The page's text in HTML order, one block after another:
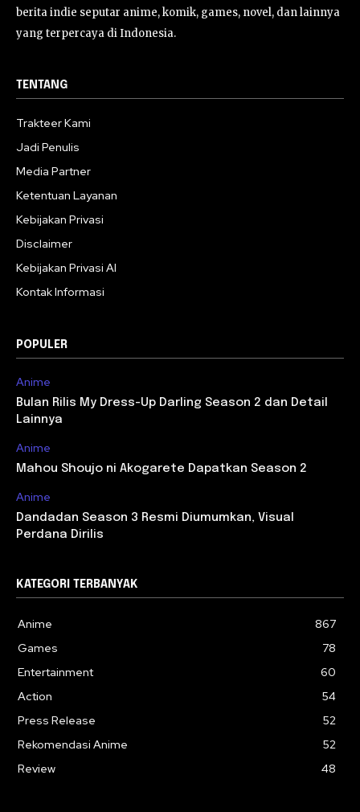
berita indie seputar anime, komik, games, novel, dan lainnya
yang terpercaya di Indonesia.
TENTANG
Trakteer Kami
Jadi Penulis
Media Partner
Ketentuan Layanan
Kebijakan Privasi
Disclaimer
Kebijakan Privasi AI
Kontak Informasi
POPULER
Anime
Bulan Rilis My Dress-Up Darling Season 2 dan Detail
Lainnya
Anime
Mahou Shoujo ni Akogarete Dapatkan Season 2
Anime
Dandadan Season 3 Resmi Diumumkan, Visual
Perdana Dirilis
KATEGORI TERBANYAK
Anime
867
Games
78
Entertainment
60
Action
54
Press Release
52
Rekomendasi Anime
52
Review
48